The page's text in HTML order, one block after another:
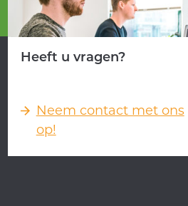
Heeft u vragen?
Neem contact met ons
op!